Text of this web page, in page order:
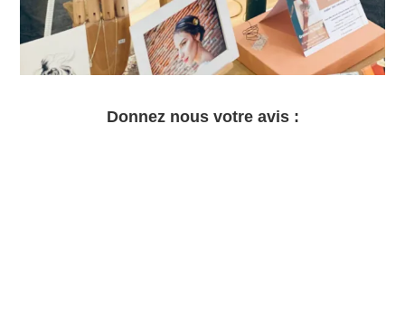
Donnez nous votre avis :